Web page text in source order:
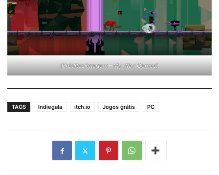
(Créditos Imagem – My Way Games).
TAGS Indiegala itch.io Jogos grátis PC